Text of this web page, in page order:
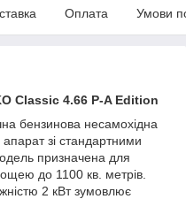
Оплата Умови
Classic 4.66 P-A Edition
бензинова несамохідна
апарат зі стандартними
призначена для
до 1100 кв. метрів.
2 кВт зумовлює